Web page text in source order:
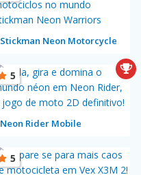
Stickman Neon Motorcycle
Neon Rider Mobile
5
5